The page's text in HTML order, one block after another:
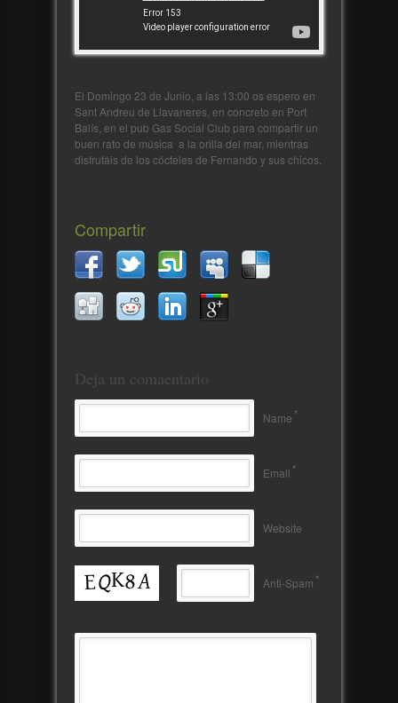
El Domingo 23 de Junio, a las 13:00 os espero en
Sant Andreu de Llavaneres, en concreto en Port
Balís, en el pub Gas Social Club para compartir un
buen rato de música a la orilla del mar, mientras
disfrutáis de los cócteles de Fernando y sus chicos.
Compartir
Deja un comaentario
Name *
Email *
Website
Anti-Spam *